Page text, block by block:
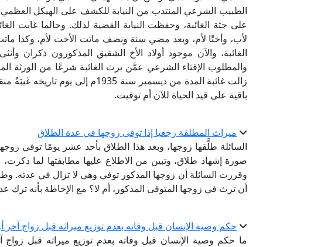
الطبيب الشرعي المنتدب من النيابة للكشف على الهيكل
على جثة الغائبة، وحفظت النيابة القضية لذلك. وحالما غابت
لأب، وأختًا لأم، وبعد مضي سنة ونصف ماتت الأخت لأم، وكذا
الغائبة، والآن موجود أولاد الأخ الشقيق المذكورون ذكران
والمطلوب الإفتاء الشرعي عمَّن يرث الغائبة شرعًا من الورثة
زالت غائبة المدة من ديسمبر سنة
باقية على قيد الحياة للآن أم توفيت.
ميراث المطلقة رجعيا إذا توفى زوجها في عدة الطلاق
السائلة طلَّقها زوجها، وبعد هذا الطلاق بأحد عشر يومًا توفي
صورة إشهاد طلاق، وتبين من الاطلاع عليها مطابقتها لما ذكرت،
وقررت السائلة أن زوجها المذكور توفي وهي لا تزال في عدته.
أن ترث في زوجها المتوفى المذكور، أم لا؟ مع الإحاطة بأنه ترك
حكم وصية الإنسان قبل وفاته بعدم توزيع ميراثه قبل زواج آخر
ما حكم وصية الإنسان قبل وفاته بعدم توزيع ميراثه قبل